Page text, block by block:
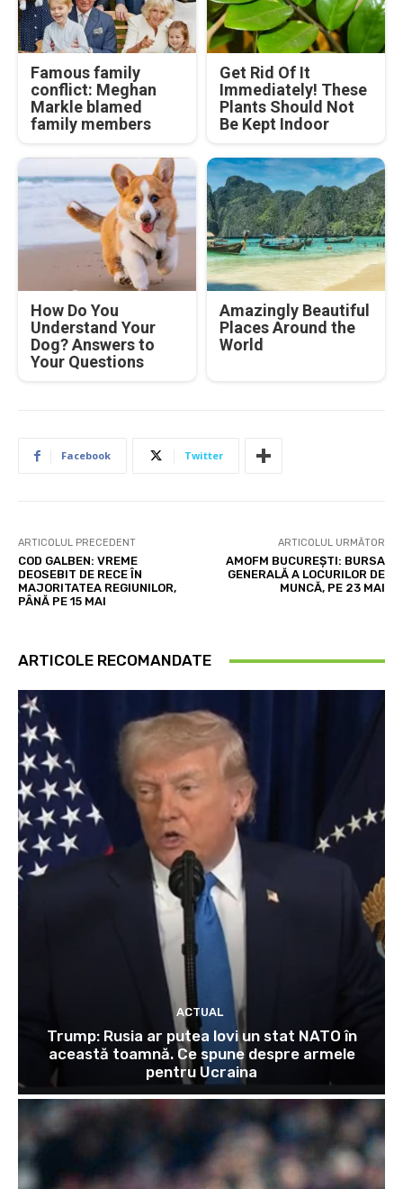
Famous family
conflict: Meghan
Markle blamed
family members
Get Rid Of It
Immediately! These
Plants Should Not
Be Kept Indoor
How Do You
Understand Your
Dog? Answers to
Your Questions
Amazingly Beautiful
Places Around the
World
Facebook Twitter
ARTICOLUL PRECEDENT
COD GALBEN: VREME
DEOSEBIT DE RECE ÎN
MAJORITATEA REGIUNILOR,
PÂNĂ PE 15 MAI
ARTICOLUL URMĂTOR
AMOFM BUCUREȘTI: BURSA
GENERALĂ A LOCURILOR DE
MUNCĂ, PE 23 MAI
ARTICOLE RECOMANDATE
ACTUAL
Trump: Rusia ar putea lovi un stat NATO în
această toamnă. Ce spune despre armele
pentru Ucraina